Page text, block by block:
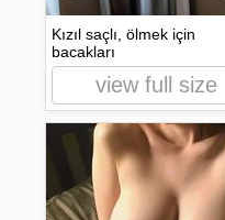
Kızıl saçlı, ölmek için
bacakları
view full size